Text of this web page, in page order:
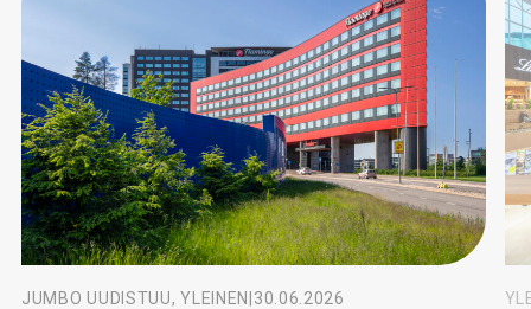
JUMBO UUDISTUU, YLEINEN 30.06.2026